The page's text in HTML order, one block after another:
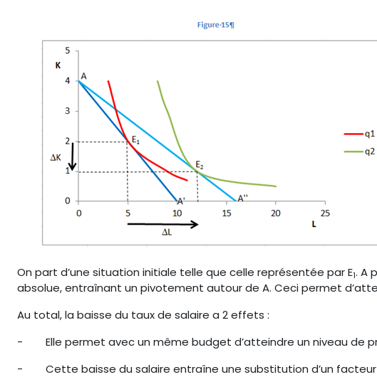
On part d’une situation initiale telle que celle représentée par E1. A
absolue, entraînant un pivotement autour de A. Ceci permet
Au total, la baisse du taux de salaire a 2 effets :
- Elle permet avec un même budget d’atteindre un niveau de
- Cette baisse du salaire entraîne une substitution d’un